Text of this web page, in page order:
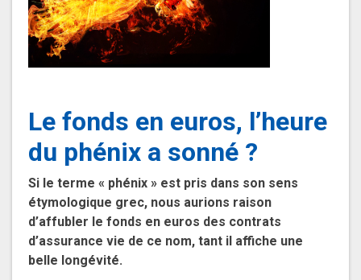
Le fonds en euros, l’heure
du phénix a sonné ?
Si le terme « phénix » est pris dans son sens
étymologique grec, nous aurions raison
d’affubler le fonds en euros des contrats
d’assurance vie de ce nom, tant il affiche une
belle longévité.